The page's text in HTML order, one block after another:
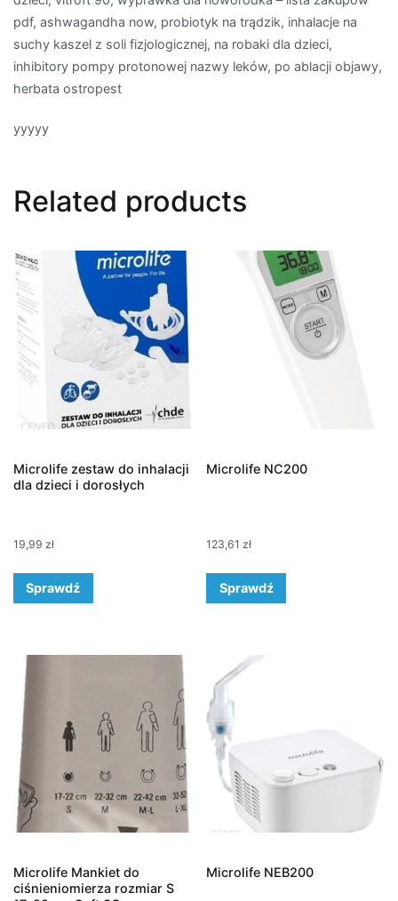
pdf, ashwagandha now, probiotyk na trądzik, inhalacje na
suchy kaszel z soli fizjologicznej, na robaki dla dzieci,
inhibitory pompy protonowej nazwy leków, po ablacji objawy,
herbata ostropest
yyyyy
Related products
Microlife zestaw do inhalacji
dla dzieci i dorosłych
19,99 zł
Sprawdź
Microlife NC200
123,61zł
Sprawdź
Microlife Mankiet do
ciśnieniomierza rozmiar S
Microlife NEB200